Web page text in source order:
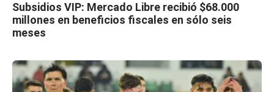
Subsidios VIP: Mercado Libre recibió $68.000
millones en beneficios fiscales en sólo seis
meses